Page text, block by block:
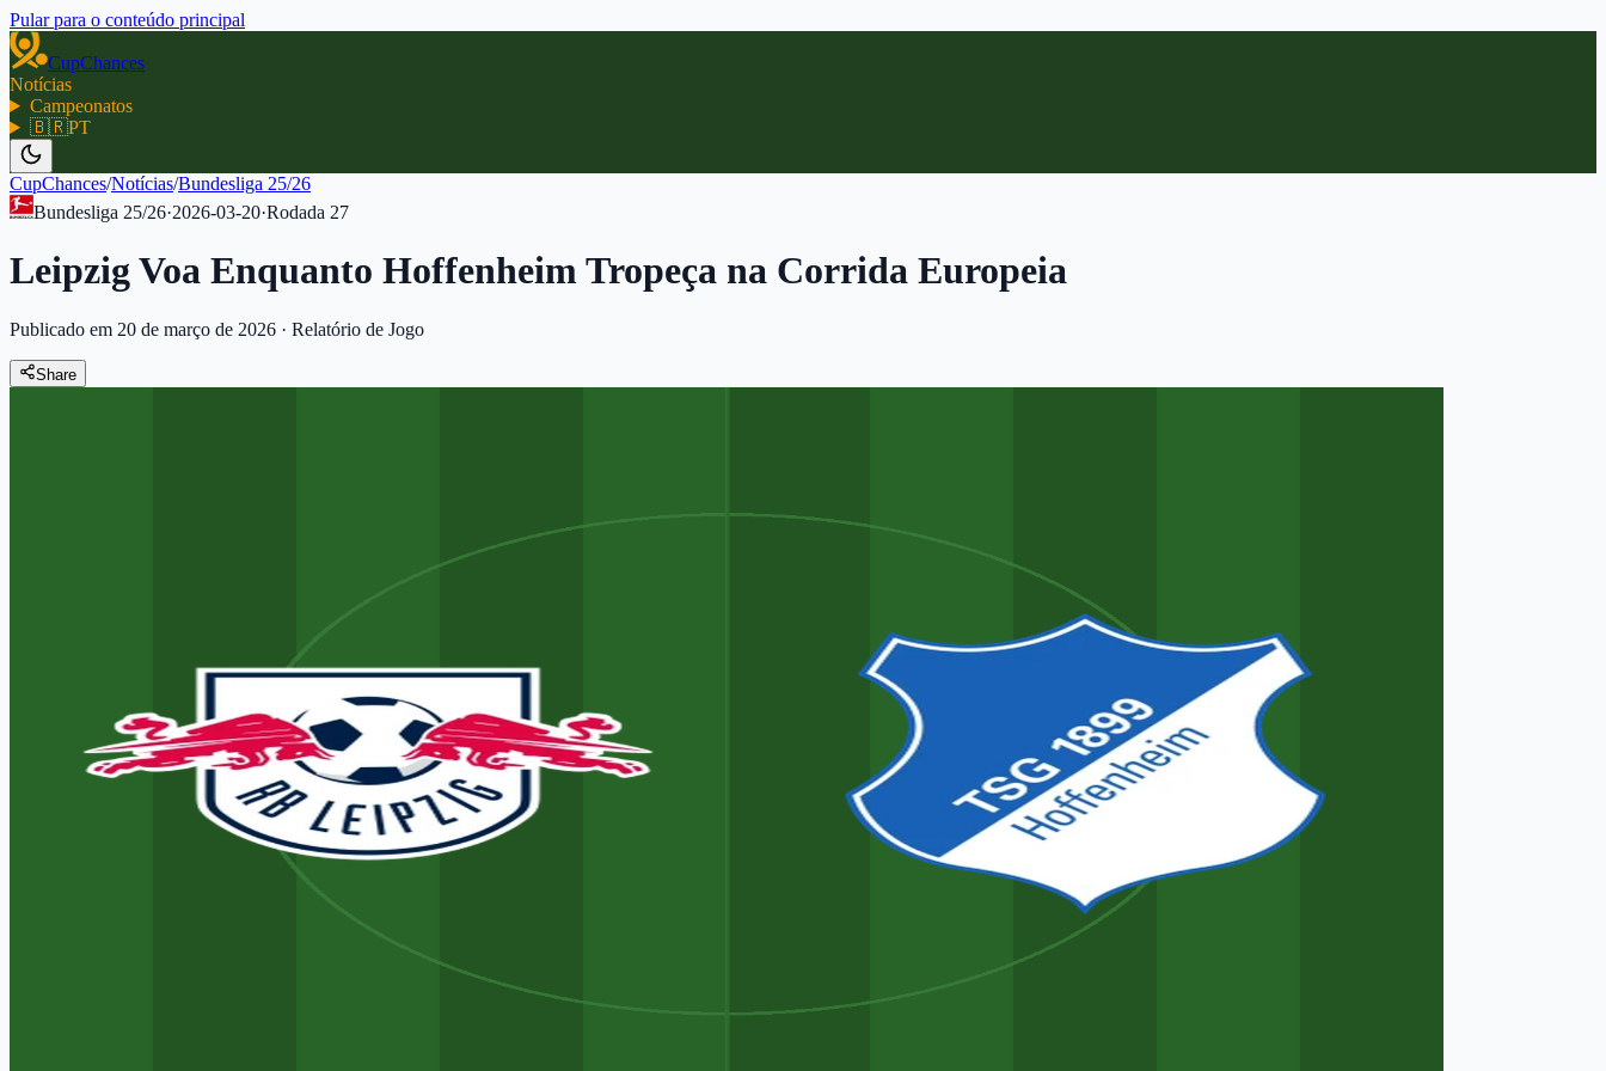
Pular para o conteúdo principal
CupChances
Notícias
Campeonatos
🇧🇷PT
CupChances/Notícias/Bundesliga 25/26
Bundesliga 25/26·2026-03-20·Rodada 27
Leipzig Voa Enquanto Hoffenheim Tropeça na Corrida Europeia
Publicado em 20 de março de 2026 · Relatório de Jogo
Share